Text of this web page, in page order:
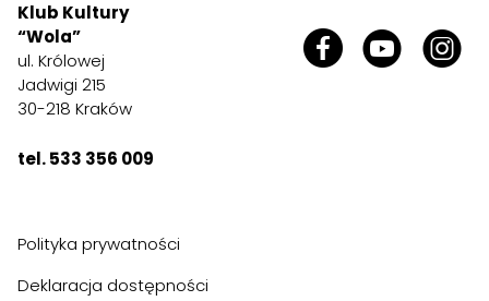
Klub Kultury
“Wola”
ul. Królowej
Jadwigi 215
30-218 Kraków
tel. 533 356 009
Polityka prywatności
Deklaracja dostępności